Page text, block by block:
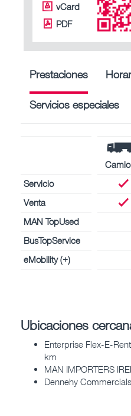
vCard
PDF
Prestaciones
Servicios especiales
Servicio
Venta
MAN TopUsed
BusTopService
eMobility (+)
Ubicaciones
Enterprise Flex-E-
km
MAN IMPORTERS
Dennehy